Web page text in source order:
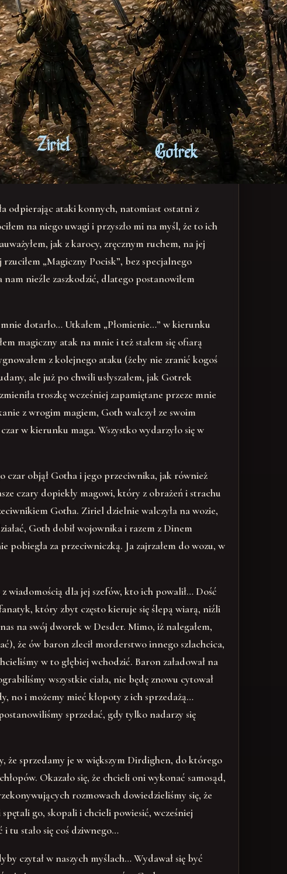
odpierając ataki konnych, natomiast ostatni z
na niego uwagi i przyszło mi na myśl, że to ich
jak z karocy, zręcznym ruchem, na jej
„Magiczny Pocisk”, bez specjalnego
nieźle zaszkodzić, dlatego postanowiłem
dotarło… Utkałem „Płomienie…” w kierunku
magiczny atak na mnie i też stałem się ofiarą
z kolejnego ataku (żeby nie zranić kogoś
ale już po chwili usłyszałem, jak Gotrek
troszkę wcześniej zapamiętane przeze mnie
z wrogim magiem, Goth walczył ze swoim
w kierunku maga. Wszystko wydarzyło się w
czar objął Gotha i jego przeciwnika, jak również
czary dopiekły magowi, który z obrażeń i strachu
Gotha. Ziriel dzielnie walczyła na wozie,
Goth dobił wojownika i razem z Dinem
pobiegła za przeciwniczką. Ja zajrzałem do wozu, w
wiadomością dla jej szefów, kto ich powalił… Dość
który zbyt często kieruje się ślepą wiarą, niźli
na swój dworek w Desder. Mimo, iż nalegałem,
że ów baron zlecił morderstwo innego szlachcica,
w to głębiej wchodzić. Baron załadował na
wszystkie ciała, nie będę znowu cytował
no i możemy mieć kłopoty z ich sprzedażą…
sprzedać, gdy tylko nadarzy się
że sprzedamy je w większym Dirdighen, do którego
Okazało się, że chcieli oni wykonać samosąd,
rozmowach dowiedzieliśmy się, że
go, skopali i chcieli powiesić, wcześniej
tu stało się coś dziwnego…
czytał w naszych myślach… Wydawał się być